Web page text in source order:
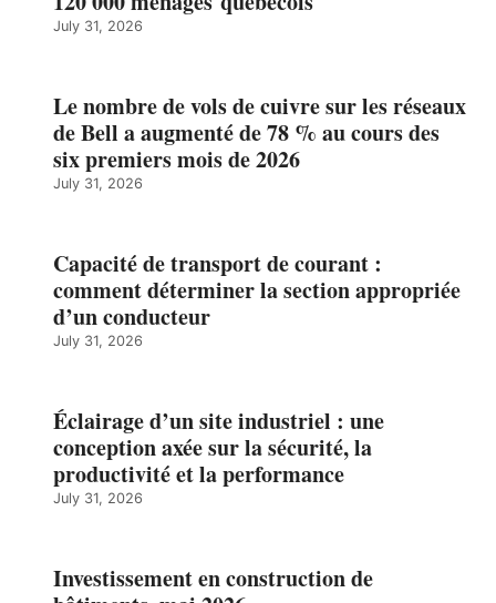
July 31, 2026
Le nombre de vols de cuivre sur les réseaux
de Bell a augmenté de 78 % au cours des
six premiers mois de 2026
July 31, 2026
Capacité de transport de courant :
comment déterminer la section appropriée
d’un conducteur
July 31, 2026
Éclairage d’un site industriel : une
conception axée sur la sécurité, la
productivité et la performance
July 31, 2026
Investissement en construction de